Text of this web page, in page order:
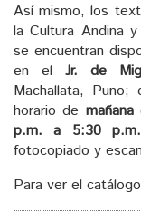
Así mismo, los
la Cultura Andina
se encuentran
en el Jr. de
Machallata,
horario de mañana
p.m. a 5:30 p.m.
fotocopiado y
Para ver el